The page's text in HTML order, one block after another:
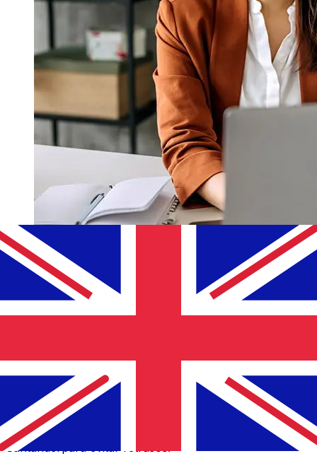
¿Qué tan rápido es un Santander
EUR para GBP transferencia?
Euro a Reino Unido varían según el método de pago y el
momento de la transacción. Normalmente, las
transferencias bancarias internacionales tardan entre 1
y 5 días laborables. Factores como los festivos
bancarios y los controles de seguridad también pueden
afectar la entrega. Comprueba los tiempos límite de
Santanderpara evitar retrasos.